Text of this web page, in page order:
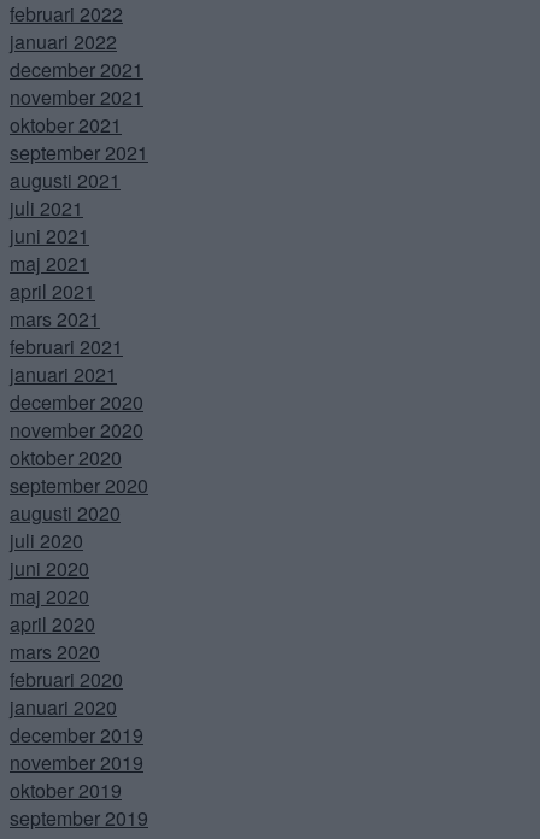
februari 2022
januari 2022
december 2021
november 2021
oktober 2021
september 2021
augusti 2021
juli 2021
juni 2021
maj 2021
april 2021
mars 2021
februari 2021
januari 2021
december 2020
november 2020
oktober 2020
september 2020
augusti 2020
juli 2020
juni 2020
maj 2020
april 2020
mars 2020
februari 2020
januari 2020
december 2019
november 2019
oktober 2019
september 2019